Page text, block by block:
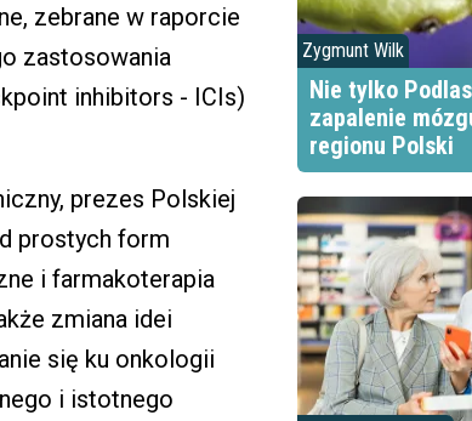
zebrane w raporcie
zastosowania
inhibitors - ICIs)
prezes Polskiej
prostych form
i farmakoterapia
zmiana idei
się ku onkologii
i istotnego
Zygmunt Wilk
Nie tylko
zapalenie
regionu Polski